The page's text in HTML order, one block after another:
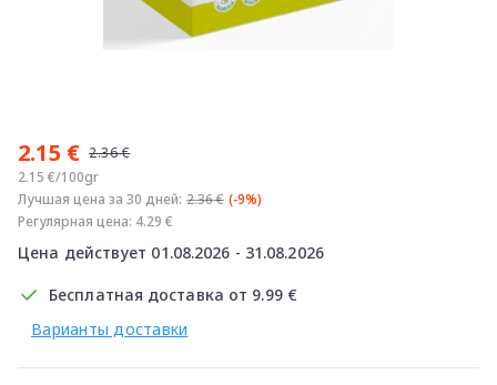
2.15 € 2.36 €
2.15 €/100gr
Лучшая цена за 30 дней: 2.36 € (-9%)
Регулярная цена: 4.29 €
Цена действует 01.08.2026 - 31.08.2026
Бесплатная доставка от 9.99 €
Варианты доставки